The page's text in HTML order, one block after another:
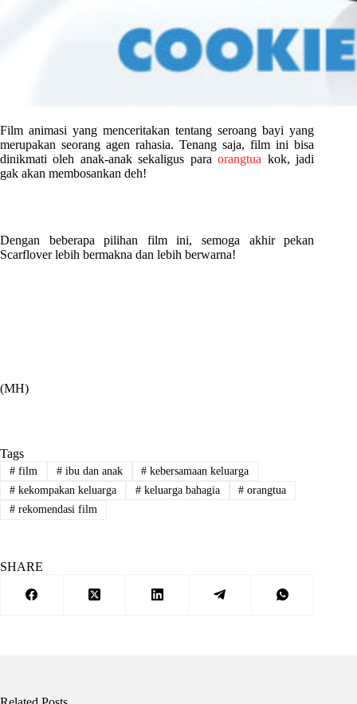
Film animasi yang menceritakan tentang seroang bayi yang
merupakan seorang agen rahasia. Tenang saja, film ini bisa
dinikmati oleh anak-anak sekaligus paraorangtua kok, jadi
gak akan membosankan deh!
Dengan beberapa pilihan film ini, semoga akhir pekan
Scarflover lebih bermakna dan lebih berwarna!
(MH)
Tags
#film #ibu dan anak # kebersamaan keluarga
#kekompakan keluarga #keluarga bahagia # orangtua
#rekomendasi film
SHARE